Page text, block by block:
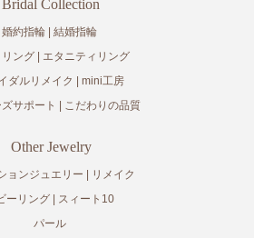
Bridal Collection
婚約指輪
結婚指輪
ング
エタニティリング
ダルリメイク
mini工房
サポート
こだわりの品質
Other Jewelry
ョンジュエリー
リメイク
ーリング
スィート10
パール